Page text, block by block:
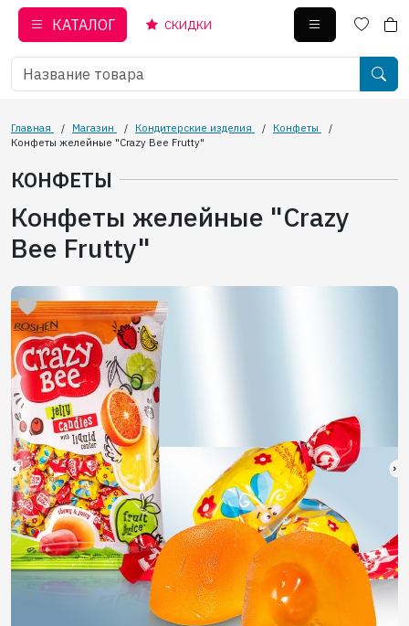
КАТАЛОГ СКИДКИ
Главная / Магазин / Кондитерские изделия / Конфеты
/
Конфеты желейные "Сrazy Bee Frutty"
КОНФЕТЫ
Конфеты желейные "Сrazy
Bee Frutty"